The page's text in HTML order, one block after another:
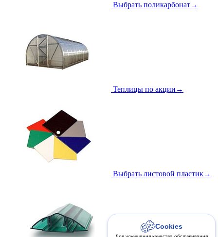
Выбрать поликарбонат→
Теплицы по акции →
Выбрать листовой пластик→
Cookies